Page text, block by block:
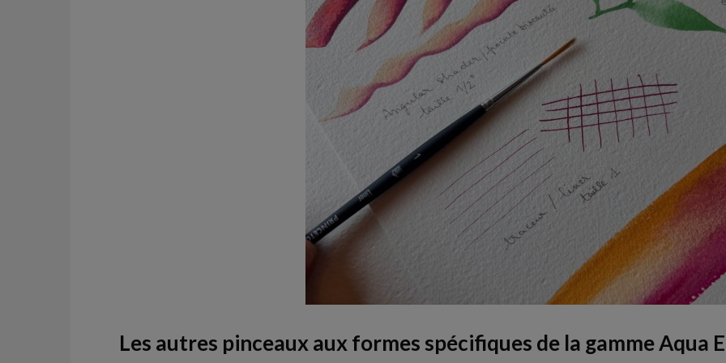
Les autres pinceaux aux formes spécifiques de la gamme Aqua